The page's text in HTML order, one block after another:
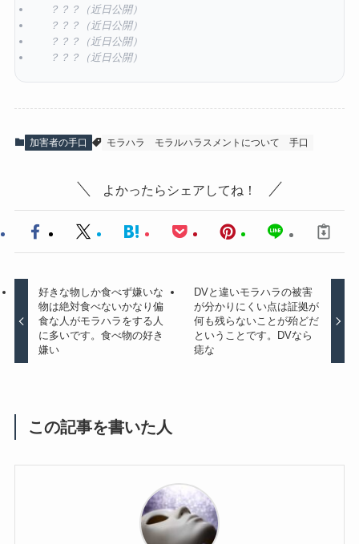
？？？（近日公開）
？？？（近日公開）
？？？（近日公開）
？？？（近日公開）
加害者の手口 モラハラ モラルハラスメントについて 手口
よかったらシェアしてね！
好きな物しか食べず嫌いな
物は絶対食べないかなり偏
食な人がモラハラをする人
に多いです。食べ物の好き
嫌い
DVと違いモラハラの被害
が分かりにくい点は証拠が
何も残らないことが殆どだ
ということです。DVなら
痣な
この記事を書いた人